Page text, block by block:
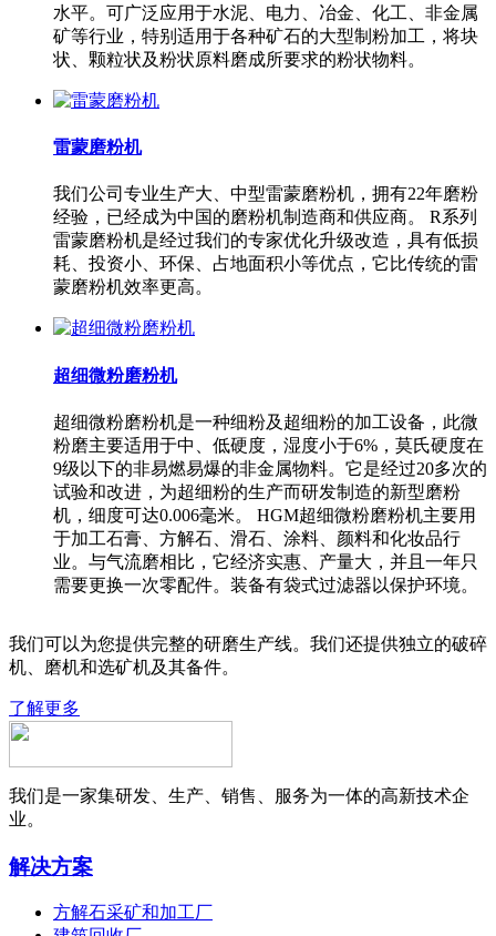
水平。可广泛应用于水泥、电力、冶金、化工、非金属
矿等行业，特别适用于各种矿石的大型制粉加工，将块
状、颗粒状及粉状原料磨成所要求的粉状物料。
雷蒙磨粉机
我们公司专业生产大、中型雷蒙磨粉机，拥有22年磨粉
经验，已经成为中国的磨粉机制造商和供应商。 R系列
雷蒙磨粉机是经过我们的专家优化升级改造，具有低损
耗、投资小、环保、占地面积小等优点，它比传统的雷
蒙磨粉机效率更高。
超细微粉磨粉机
超细微粉磨粉机是一种细粉及超细粉的加工设备，此微
粉磨主要适用于中、低硬度，湿度小于6%，莫氏硬度在
9级以下的非易燃易爆的非金属物料。它是经过20多次的
试验和改进，为超细粉的生产而研发制造的新型磨粉
机，细度可达0.006毫米。 HGM超细微粉磨粉机主要用
于加工石膏、方解石、滑石、涂料、颜料和化妆品行
业。与气流磨相比，它经济实惠、产量大，并且一年只
需要更换一次零配件。装备有袋式过滤器以保护环境。
我们可以为您提供完整的研磨生产线。我们还提供独立的破碎
机、磨机和选矿机及其备件。
了解更多
我们是一家集研发、生产、销售、服务为一体的高新技术企
业。
解决方案
方解石采矿和加工厂